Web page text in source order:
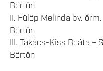
Börtön
II. Fülöp Melinda bv.
Börtön
III. Takács-Kiss Beáta –
Börtön